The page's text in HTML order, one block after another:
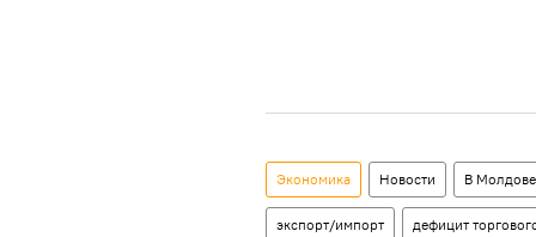
Экономика Новости В Молдове
экспорт/импорт дефицит